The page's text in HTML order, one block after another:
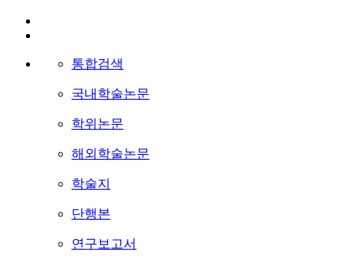
통합검색
국내학술논문
학위논문
해외학술논문
학술지
단행본
연구보고서